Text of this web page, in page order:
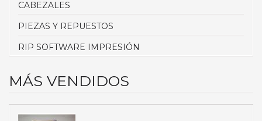
CABEZALES
PIEZAS Y REPUESTOS
RIP SOFTWARE IMPRESIÓN
MÁS VENDIDOS